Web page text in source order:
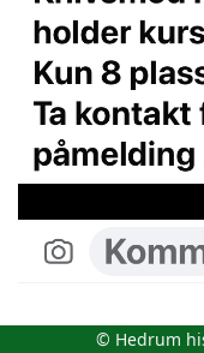
Knivkurs
© Hedrum